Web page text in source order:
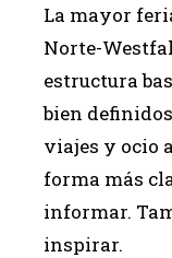
La mayor
Norte-
estructura
bien
viajes y ocio
forma más
informar.
inspirar.